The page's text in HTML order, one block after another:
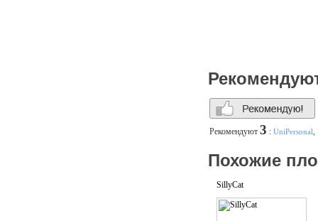
Рекомендуют 3 : UniPersonal
Похожие
SillyCat